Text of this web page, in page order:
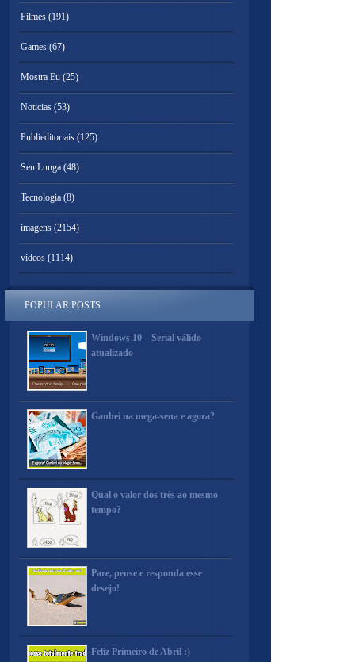
Filmes (191)
Games (67)
Mostra Eu (25)
Noticias (53)
Publieditoriais (125)
Seu Lunga (48)
Tecnologia (8)
imagens (2154)
videos (1114)
POPULAR POSTS
Windows 10 – Serial válido
atualizado
Ganhei na mega-sena e agora?
Qual o valor dos três ao mesmo
tempo?
Pare, pense e responda esse
desejo!
Feliz Primeiro de Abril :)